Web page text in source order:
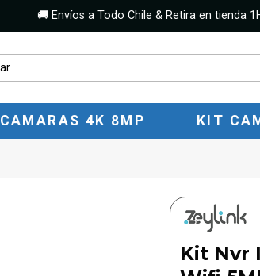
🚚 Envíos a Todo Chile & Retira en tienda
CAMARAS 4K 8MP KIT
Kit Nvr